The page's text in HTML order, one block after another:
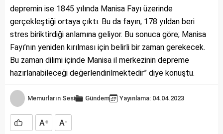
depremin ise 1845 yılında Manisa Fayı üzerinde
gerçekleştiği ortaya çıktı. Bu da fayın, 178 yıldan beri
stres biriktirdiği anlamına geliyor. Bu sonuca göre; Manisa
Fayı’nın yeniden kırılması için belirli bir zaman gerekecek.
Bu zaman dilimi içinde Manisa il merkezinin depreme
hazırlanabileceği değerlendirilmektedir” diye konuştu.
Memurların Sesi Gündem Yayınlama: 04.04.2023
A+ A-